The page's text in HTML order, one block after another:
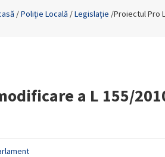
/Poliţie Locală /Legislație /Proiectul Pro
a L 155/